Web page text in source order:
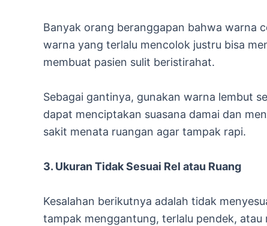
Banyak orang beranggapan bahwa warna
warna yang terlalu mencolok justru bisa
membuat pasien sulit beristirahat.
Sebagai gantinya, gunakan warna lembut
dapat menciptakan suasana damai dan
sakit menata ruangan agar tampak rapi.
3. Ukuran Tidak Sesuai Rel atau Ruang
Kesalahan berikutnya adalah tidak
tampak menggantung, terlalu pendek,